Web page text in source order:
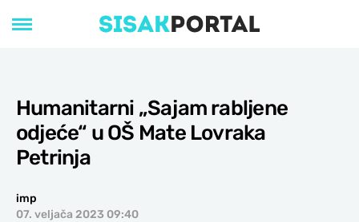
Humanitarni „Sajam rabljene
odjeće“ u OŠ Mate Lovraka
Petrinja
imp
07. veljača 2023 09:40